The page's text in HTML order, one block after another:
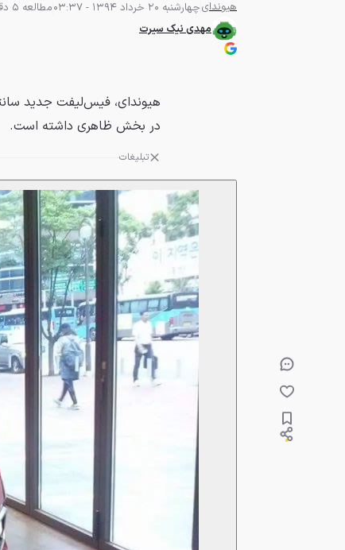
هیوندایچهارشنبه 20 خرداد 1394 - 03:37
مطالعه 5 دقیقه
مهدی نیک سیرت
هیوندای، فیس‌لیفت جدید
در بخش ظاهری داشته است.
تبلیغات